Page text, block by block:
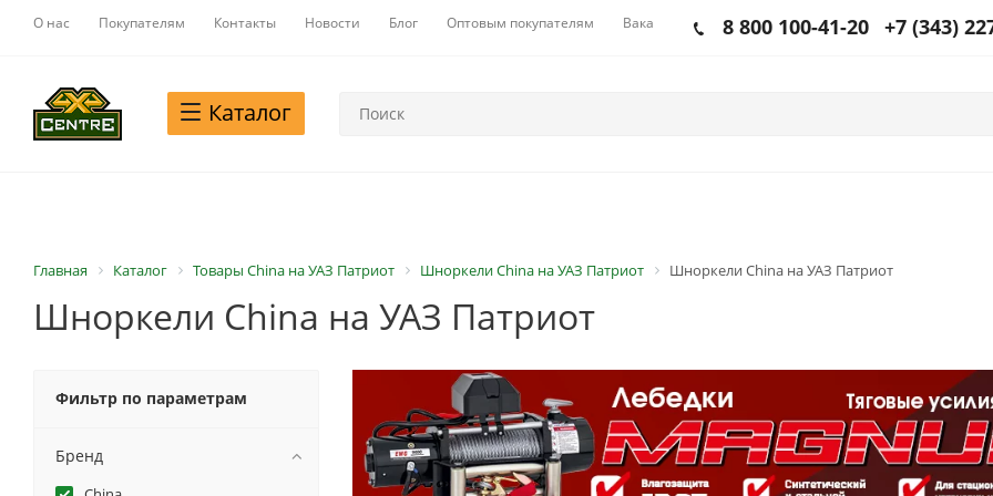
О нас Покупателям Контакты Новости Блог Оптовым покупателям Вакансии 8 800 100-41-20 +7 (343)
Каталог
Главная Каталог Товары China на УАЗ Патриот Шноркели China на УАЗ Патриот Шноркели China на УАЗ Патриот
Шноркели China на УАЗ Патриот
Фильтр по параметрам
Бренд